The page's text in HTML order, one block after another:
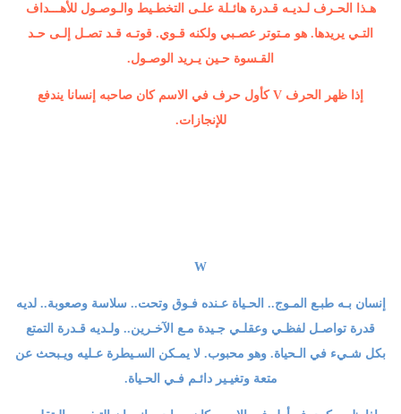
هـذا الحـرف لـديـه قـدرة هائـلة علـى التخطـيط والـوصـول للأهـــداف
التـي يريدها. هو مـتوتر عصـبي ولكنه قـوي. قوتـه قـد تصـل إلـى حـد
القـسوة حـين يـريد الوصـول.
إذا ظهر الحرف V كأول حرف في الاسم كان صاحبه إنسانا يندفع
للإنجازات.
W
إنسان بـه طبـع المـوج.. الحـياة عـنده فـوق وتحت.. سلاسة وصعوبة.. لديه
قدرة تواصـل لفظـي وعقلـي جـيدة مـع الآخـرين.. ولـديه قـدرة التمتع
بكل شـيء في الـحياة. وهو محبوب. لا يمـكن السـيطرة عـليه ويـبحث عن
متعة وتغيـير دائـم فـي الحـياة.